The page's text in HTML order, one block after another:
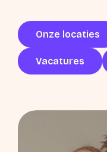
Onze locaties
Vacatures